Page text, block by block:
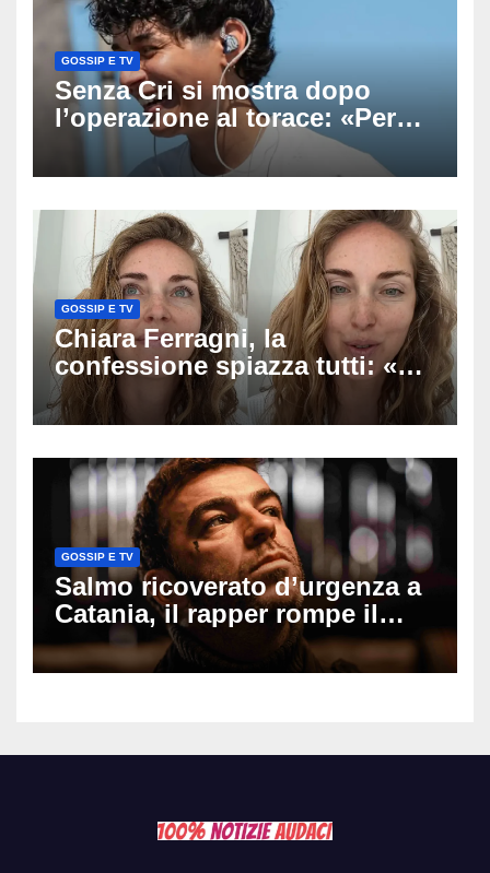
GOSSIP E TV
Senza Cri si mostra dopo
l’operazione al torace: «Per
anni mi sentivo in trappola», il
racconto sul difficile percorso
GOSSIP E TV
Chiara Ferragni, la
confessione spiazza tutti: «Un
mio ex voleva che mi rifacessi
il seno». Poi svela i ritocchi di
GOSSIP E TV
Salmo ricoverato d’urgenza a
Catania, il rapper rompe il
silenzio dopo la notte in
ospedale: come sta e cosa